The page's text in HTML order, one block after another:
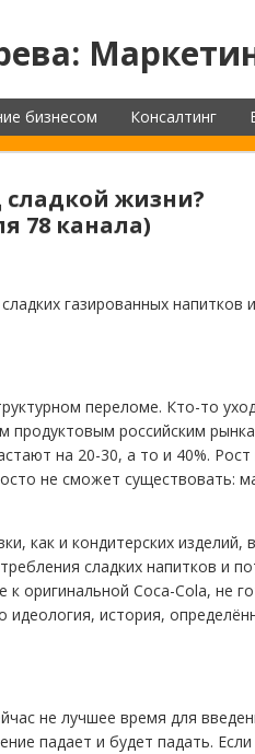
бизнесом Консалтинг
жизни?
78 канала)
газированных напитков
переломе. Кто-то
продуктовым российским
на 20-30, а то и 40%. Рост
не сможет существовать:
как и кондитерских изделий, в
сладких напитков и
оригинальной Coca-Cola, не
идеология, история,
не лучшее время для
падает и будет падать.